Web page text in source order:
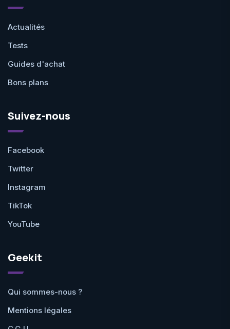
Actualités
Tests
Guides d'achat
Bons plans
Suivez-nous
Facebook
Twitter
Instagram
TikTok
YouTube
Geekit
Qui sommes-nous ?
Mentions légales